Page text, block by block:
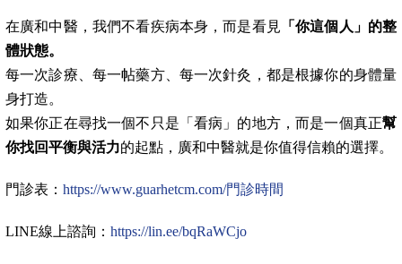
在廣和中醫，我們不看疾病本身，而是看見 「你這個人」的整
體狀態。
每一次診療、每一帖藥方、每一次針灸，都是根據你的身體量
身打造。
如果你正在尋找一個不只是「看病」的地方，而是一個真正幫
你找回平衡與活力的起點，廣和中醫就是你值得信賴的選擇。
門診表： https://www.guarhetcm.com/門診時間
LINE線上諮詢： https://lin.ee/bqRaWCjo